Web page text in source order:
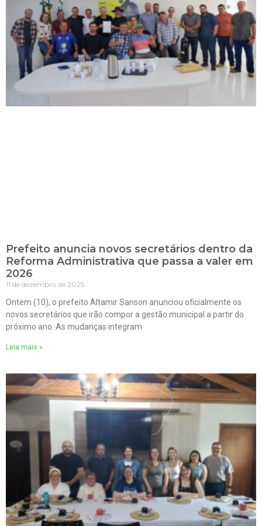
Prefeito anuncia novos secretários dentro da
Reforma Administrativa que passa a valer em
2026
11 de dezembro de 2025
Ontem (10), o prefeito Altamir Sanson anunciou oficialmente os
novos secretários que irão compor a gestão municipal a partir do
próximo ano. As mudanças integram
Leia mais »